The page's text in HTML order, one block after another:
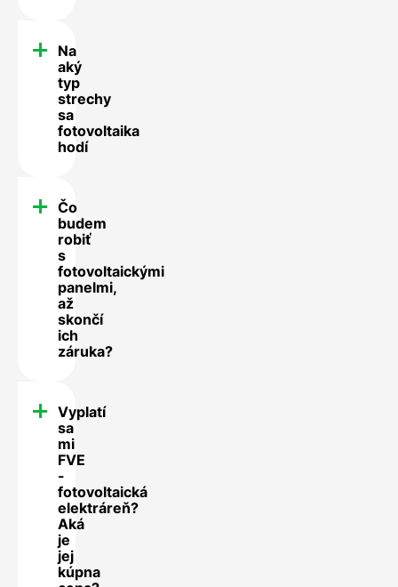
Na
aký
typ
strechy
sa
fotovoltaika
hodí
Čo
budem
robiť
s
fotovoltaickými
panelmi,
až
skončí
ich
záruka?
Vyplatí
sa
mi
FVE
-
fotovoltaická
elektráreň?
Aká
je
jej
kúpna